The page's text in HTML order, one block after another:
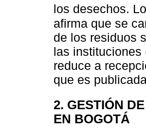
los desechos.
afirma que se
de los residuos
las instituciones
reduce a
que es
2. GESTIÓN
EN BOGOTÁ